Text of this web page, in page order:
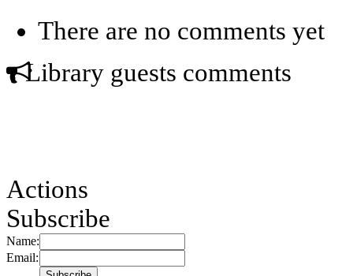
There are no comments yet
Library guests comments
Actions
Subscribe
Name:
Email: